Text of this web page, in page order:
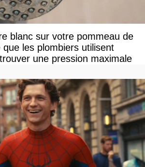
blanc sur votre pommeau de
les plombiers utilisent
une pression maximale